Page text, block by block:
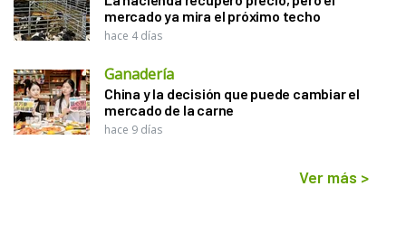
mercado ya mira el próximo techo
hace 4 días
Ganadería
China y la decisión que puede cambiar el
mercado de la carne
hace 9 días
Ver más >